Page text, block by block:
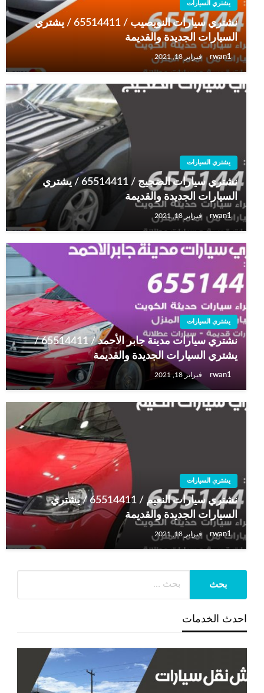
يشتري السيارات
نشتري سيارات النويصيب / 65514411 / يشتري
السيارات الجديدة والقديمة
rwan1 فبراير 18, 2021
يشتري السيارات
نشتري سيارات الضجيج / 65514411 / يشتري
السيارات الجديدة والقديمة
rwan1 فبراير 18, 2021
يشتري السيارات
نشتري سيارات مدينة جابر الأحمد / 65514411 /
يشتري السيارات الجديدة والقديمة
rwan1 فبراير 18, 2021
يشتري السيارات
نشتري سيارات النعيم / 65514411 / يشتري
السيارات الجديدة والقديمة
rwan1 فبراير 18, 2021
احدث الخدمات